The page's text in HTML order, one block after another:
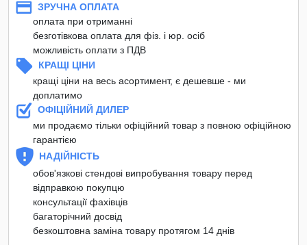
ЗРУЧНА ОПЛАТА
оплата при отриманні
безготівкова оплата для фіз. і юр. осіб
можливість оплати з ПДВ
КРАЩІ ЦІНИ
кращі ціни на весь асортимент, є дешевше - ми
доплатимо
ОФІЦІЙНИЙ ДИЛЕР
ми продаємо тільки офіційний товар з повною офіційною
гарантією
НАДІЙНІСТЬ
обов'язкові стендові випробування товару перед
відправкою покупцю
консультації фахівців
багаторічний досвід
безкоштовна заміна товару протягом 14 днів